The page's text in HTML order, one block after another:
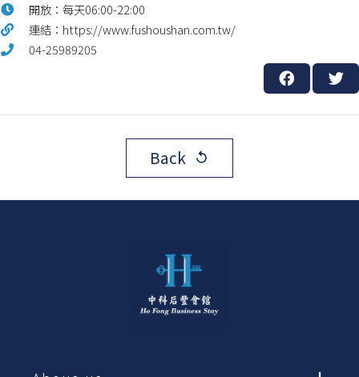
開放：每天06:00-22:00
連結：https://www.fushoushan.com.tw/
04-25989205
Back replay